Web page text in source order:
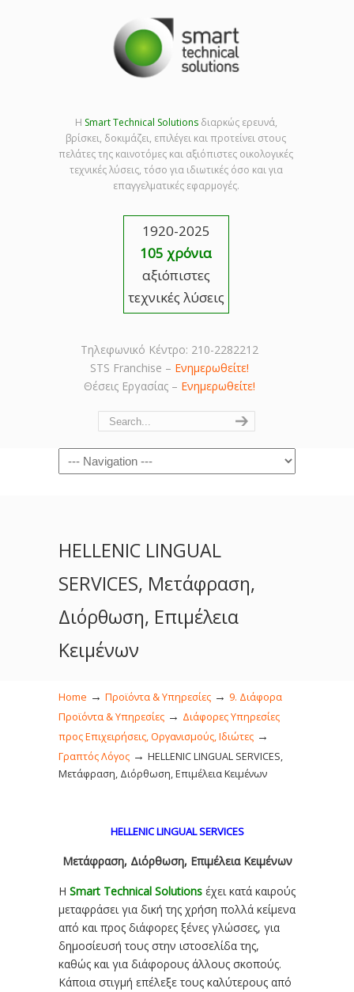
Η Smart Technical Solutionsδιαρκώς ερευνά,
βρίσκει, δοκιμάζει, επιλέγει και προτείνει στους
πελάτες της καινοτόμες και αξιόπιστες οικολογικές
τεχνικές λύσεις, τόσο για ιδιωτικές όσο και για
επαγγελματικές εφαρμογές.
1920-2025
105 χρόνια
αξιόπιστες
τεχνικές λύσεις
Τηλεφωνικό Κέντρο: 210-2282212
STS Franchise – Ενημερωθείτε!
Θέσεις Εργασίας – Ενημερωθείτε!
Navigation
HELLENIC LINGUAL
SERVICES, Μετάφραση,
Διόρθωση, Επιμέλεια
Κειμένων
Home → Προϊόντα & Υπηρεσίες → 9. Διάφορα
Προϊόντα & Υπηρεσίες → Διάφορες Υπηρεσίες
προς Επιχειρήσεις, Οργανισμούς, Ιδιώτες →
Γραπτός Λόγος → HELLENIC LINGUAL SERVICES,
Μετάφραση, Διόρθωση, Επιμέλεια Κειμένων
HELLENIC LINGUAL SERVICES
Μετάφραση, Διόρθωση, Επιμέλεια Κειμένων
Η Smart Technical Solutions έχει κατά καιρούς
μεταφράσει για δική της χρήση πολλά κείμενα
από και προς διάφορες ξένες γλώσσες, για
δημοσίευσή τους στην ιστοσελίδα της,
καθώς και για διάφορους άλλους σκοπούς.
Κάποια στιγμή επέλεξε τους καλύτερους από